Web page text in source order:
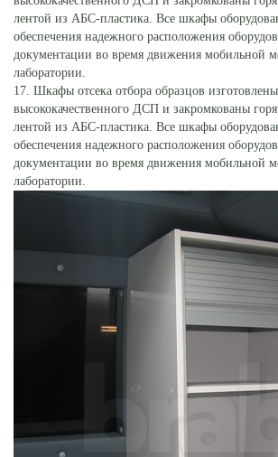
17. Шкафы отсека отбора образцов
высококачественного ДСП и закромкованы
лентой из АБС-пластика. Все шкафы
обеспечения надежного расположения
документации во время движения мобильной
лаборатории.